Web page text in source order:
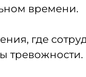
времени.
где
тревожности.